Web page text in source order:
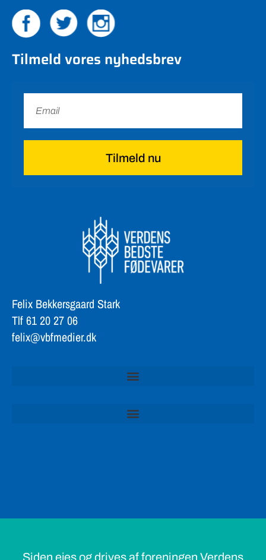
Tilmeld vores nyhedsbrev
Tilmeld nu
Felix Bekkersgaard Stark
Tlf 61 20 27 06
felix@vbfmedier.dk
Siden ejes og drives af foreningen Verdens